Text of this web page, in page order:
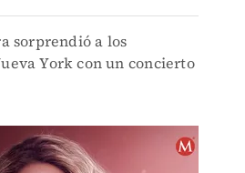
sorprendió a los
York con un concierto